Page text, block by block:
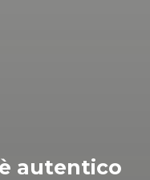
autentico